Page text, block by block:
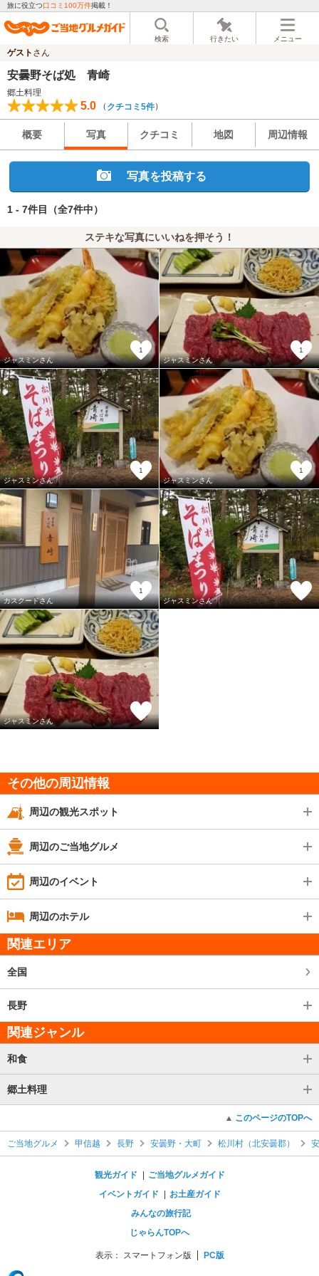
旅に役立つ口コミ100万件掲載！
検索 行きたい メニュー
ゲスト さん
安曇野そば処 青崎
郷土料理
5.0 （ クチコミ5件）
概要 写真 クチコミ 地図 周辺情報
写真を投稿する
1 - 7件目 （全7件中）
ステキな写真にいいねを押そう！
ジャスミンさん
1
ジャスミンさん
1
ジャスミンさん
1
ジャスミンさん
1
カスクードさん
1
ジャスミンさん
ジャスミンさん
その他の周辺情報
周辺の観光スポット
周辺のご当地グルメ
周辺のイベント
周辺のホテル
関連エリア
全国
長野
関連ジャンル
和食
郷土料理
このページのTOPへ
ご当地グルメ 甲信越 長野 安曇野・大町 松川村（北安曇郡）
観光ガイド
ご当地グルメガイド
イベントガイド
お土産ガイド
みんなの旅行記
じゃらんTOPへ
表示： スマートフォン版 PC版